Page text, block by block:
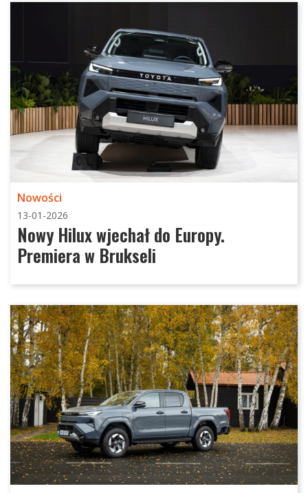
Nowości
13-01-2026
Nowy Hilux wjechał do Europy.
Premiera w Brukseli